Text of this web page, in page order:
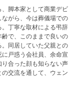
脚本家として商業デビ
がら、今は葬儀場での
。丁寧な取材による弔辞
で、このままで良いの
同居していた父親との
戸惑う会社員、余命宣
合った顔も知らない声
交流を通して、ウェン